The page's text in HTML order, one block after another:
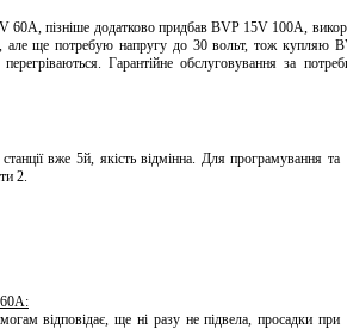
пізніше додатково придбав BVP 15V 100A,
але ще потребую напругу до 30 вольт, тож купляю
Гарантійне обслуговування за
вже 5й, якість відмінна. Для програмування та
2.
відповідає, ще ні разу не підвела, просадки при